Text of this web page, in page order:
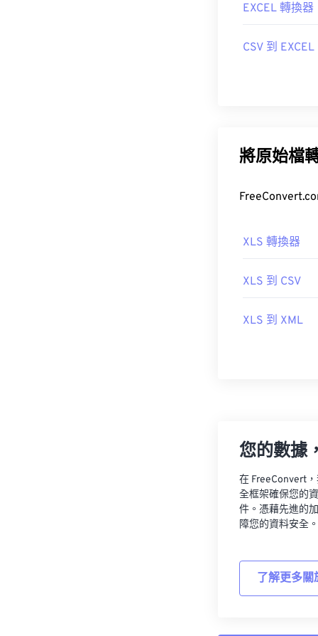
EXCEL 轉換器
CSV 到 EXCEL
將原始檔
XLS 轉換器
XLS 到 CSV
XLS 到 XML
您的數據
在 FreeConvert
全框架確保您的
件。憑藉先進的
障您的資料安全。
了解更多